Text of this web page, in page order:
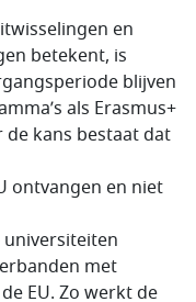
en
betekent, is
blijven
als Erasmus+
de kans bestaat dat
ontvangen en niet
universiteiten
met
EU. Zo werkt de